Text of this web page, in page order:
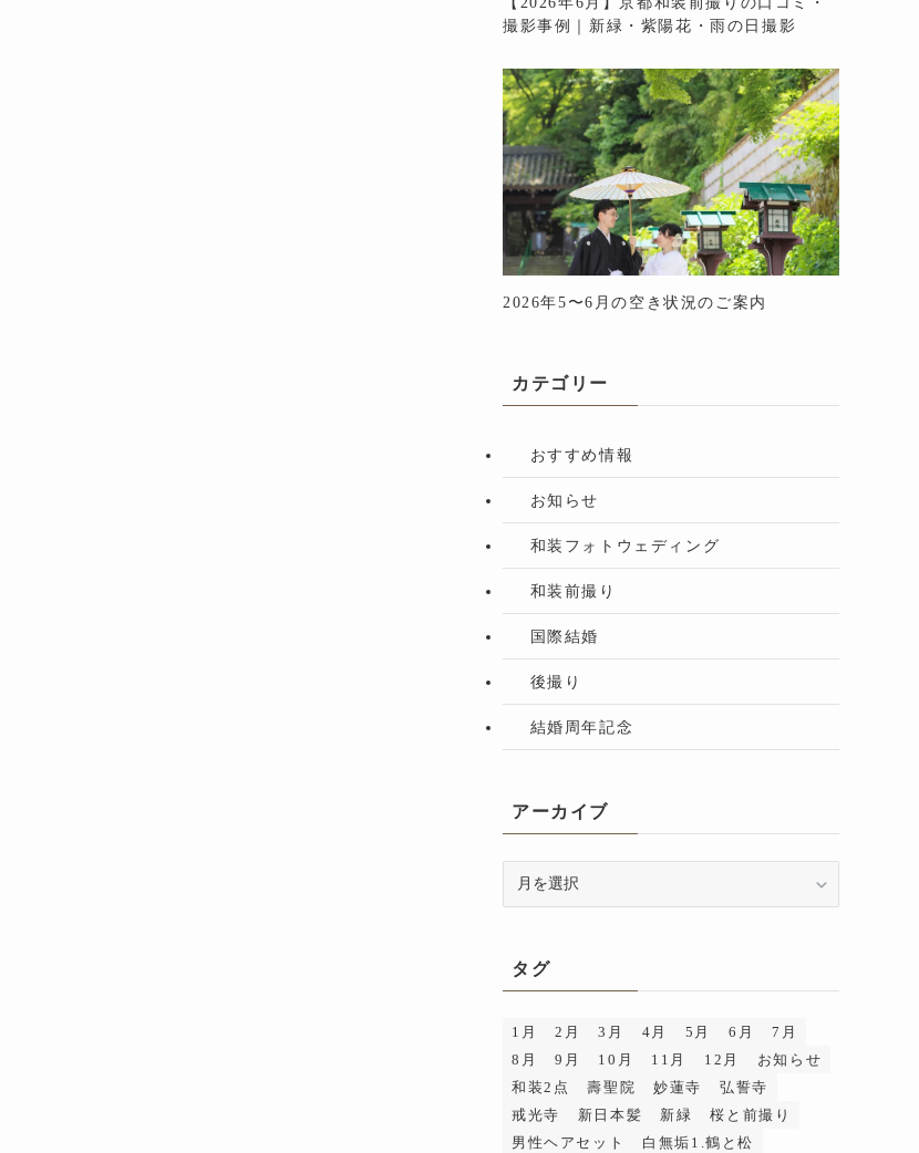
撮影事例｜新緑・紫陽花・雨の日撮影
2026年5〜6月の空き状況のご案内
カテゴリー
おすすめ情報
お知らせ
和装フォトウェディング
和装前撮り
国際結婚
後撮り
結婚周年記念
アーカイブ
ー
ブタグ
1月 2月 3月 4月 5月 6月
7月
8月
9月 10月 11月 12月
お知らせ
和装2点
壽聖院 妙蓮寺
弘誓寺
戒光寺
新日本髪 新緑
桜と前撮り
男性ヘアセット
白無垢1.鶴と松